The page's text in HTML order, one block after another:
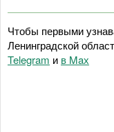
Чтобы первыми
Ленинградской
Telegram и в Maх